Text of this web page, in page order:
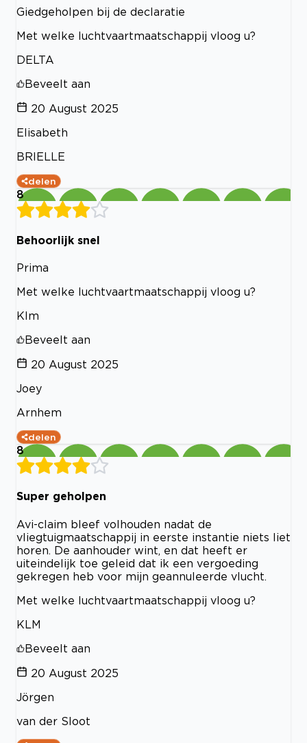
Giedgeholpen bij de declaratie
Met welke luchtvaartmaatschappij vloog u?
DELTA
Beveelt aan
20 August 2025
Elisabeth
BRIELLE
delen
8
Behoorlijk snel
Prima
Met welke luchtvaartmaatschappij vloog u?
Klm
Beveelt aan
20 August 2025
Joey
Arnhem
delen
8
Super geholpen
Avi-claim bleef volhouden nadat de
vliegtuigmaatschappij in eerste instantie niets liet
horen. De aanhouder wint, en dat heeft er
uiteindelijk toe geleid dat ik een vergoeding
gekregen heb voor mijn geannuleerde vlucht.
Met welke luchtvaartmaatschappij vloog u?
KLM
Beveelt aan
20 August 2025
Jörgen
van der Sloot